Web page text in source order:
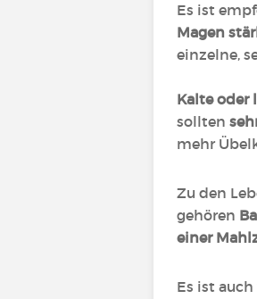
Es ist
Magen
einzelne,
Kalte oder
sollten
mehr
Zu den
gehören
einer
Es ist